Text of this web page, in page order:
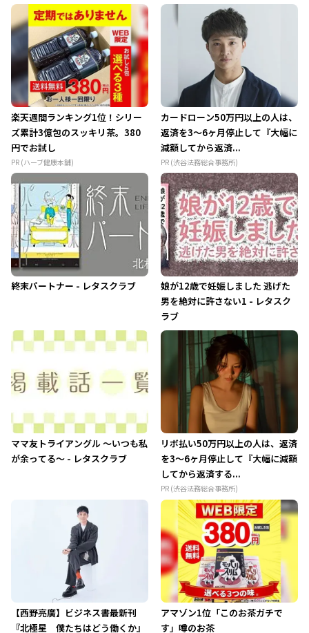
楽天週間ランキング1位！シリー
ズ累計3億包のスッキリ茶。380
円でお試し
PR (ハーブ健康本舗)
カードローン50万円以上の人は、
返済を3～6ヶ月停止して『大幅に
減額してから返済...
PR (渋谷法務総合事務所)
終末パートナー - レタスクラブ
娘が12歳で妊娠しました 逃げた
男を絶対に許さない1 - レタスク
ラブ
ママ友トライアングル ～いつも私
が余ってる～ - レタスクラブ
リボ払い50万円以上の人は、返済
を3～6ヶ月停止して『大幅に減額
してから返済する...
PR (渋谷法務総合事務所)
【西野亮廣】ビジネス書最新刊
『北極星 僕たちはどう働くか』
アマゾン1位「このお茶ガチで
す」噂のお茶